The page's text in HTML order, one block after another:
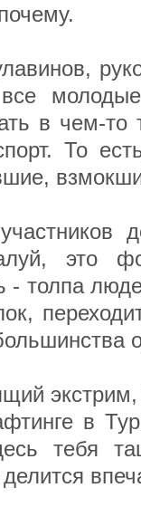
в чем-
То
это
- толпа
в
тебя